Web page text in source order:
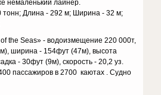
немаленький лайнер.
Длина - 292 м; Ширина - 32 м;
the Seas» - водоизмещение 220 000т,
ширина - 154фут (47м), высота
- 30фут (9м), скорость - 20,2 уз.
пассажиров в 2700 каютах . Судно